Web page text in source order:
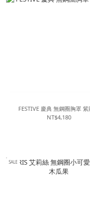
FESTIVE 慶典 無鋼圈胸罩 紫
NT$4,180
SALE